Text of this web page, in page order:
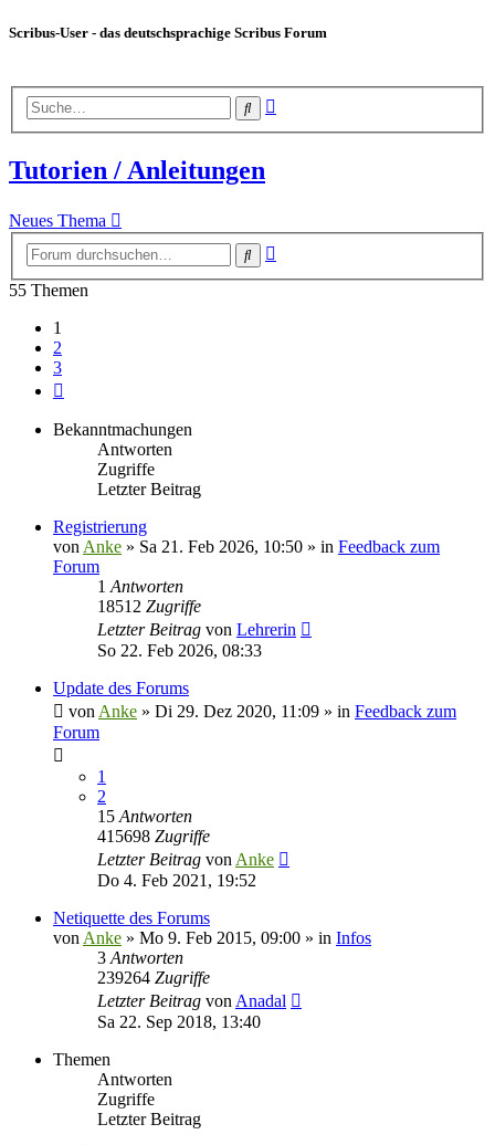
Scribus-User - das deutschsprachige Scribus Forum
Suche
Tutorien / Anleitungen
Neues Thema
Suche
55 Themen
1
2
3
Bekanntmachungen
Antworten
Zugriffe
Letzter Beitrag
Registrierung
von Anke » Sa 21. Feb 2026, 10:50 » in Feedback zum
Forum
1 Antworten
18512 Zugriffe
Letzter Beitrag von Lehrerin
So 22. Feb 2026, 08:33
Update des Forums
von Anke » Di 29. Dez 2020, 11:09 » in Feedback zum
Forum
1
2
15 Antworten
415698 Zugriffe
Letzter Beitrag von Anke
Do 4. Feb 2021, 19:52
Netiquette des Forums
von Anke » Mo 9. Feb 2015, 09:00 » in Infos
3 Antworten
239264 Zugriffe
Letzter Beitrag von Anadal
Sa 22. Sep 2018, 13:40
Themen
Antworten
Zugriffe
Letzter Beitrag